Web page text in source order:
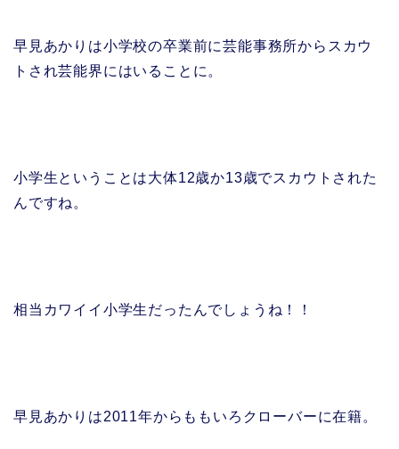
早見あかりは小学校の卒業前に芸能事務所からスカウ
トされ芸能界にはいることに。
小学生ということは大体12歳か13歳でスカウトされた
んですね。
相当カワイイ小学生だったんでしょうね！！
早見あかりは2011年からももいろクローバーに在籍。